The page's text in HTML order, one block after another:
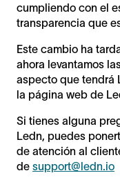
cumpliendo con el
transparencia que
Este cambio ha
ahora levantamos
aspecto que tendrá
la página web de
Si tienes alguna
Ledn, puedes
de atención al
de support@ledn.io